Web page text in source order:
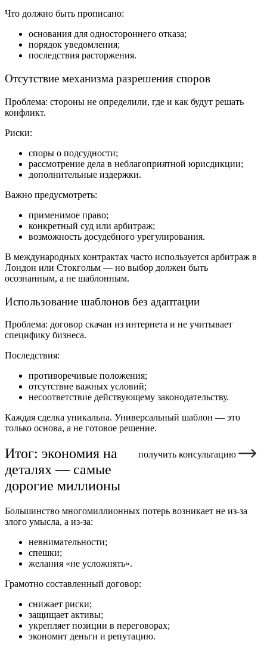
Что должно быть прописано:
основания для одностороннего отказа;
порядок уведомления;
последствия расторжения.
Отсутствие механизма разрешения споров
Проблема: стороны не определили, где и как будут решать
конфликт.
Риски:
споры о подсудности;
рассмотрение дела в неблагоприятной юрисдикции;
дополнительные издержки.
Важно предусмотреть:
применимое право;
конкретный суд или арбитраж;
возможность досудебного урегулирования.
В международных контрактах часто используется арбитраж в
Лондон или Стокгольм — но выбор должен быть
осознанным, а не шаблонным.
Использование шаблонов без адаптации
Проблема: договор скачан из интернета и не учитывает
специфику бизнеса.
Последствия:
противоречивые положения;
отсутствие важных условий;
несоответствие действующему законодательству.
Каждая сделка уникальна. Универсальный шаблон — это
только основа, а не готовое решение.
получить консультацию
Итог: экономия на
деталях — самые
дорогие миллионы
Большинство многомиллионных потерь возникает не из-за
злого умысла, а из-за:
невнимательности;
спешки;
желания «не усложнять».
Грамотно составленный договор:
снижает риски;
защищает активы;
укрепляет позиции в переговорах;
экономит деньги и репутацию.